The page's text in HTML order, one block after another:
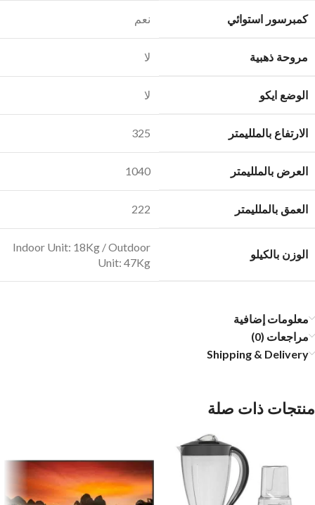
كمبرسور استوائي نعم
مروحة ذهبية لا
الوضع ايكو لا
الارتفاع بالملليمتر 325
العرض بالملليمتر 1040
العمق بالملليمتر 222
الوزن بالكيلو
Indoor Unit: 18Kg / Outdoor
Unit: 47Kg
معلومات إضافية
مراجعات (0)
Shipping & Delivery
منتجات ذات صلة